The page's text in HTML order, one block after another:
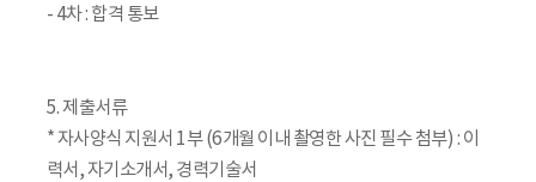
- 4차 : 합격 통보
5. 제출서류
* 자사양식 지원서 1부 (6개월 이내 촬영한 사진 필수 첨부) : 이
력서, 자기소개서, 경력기술서